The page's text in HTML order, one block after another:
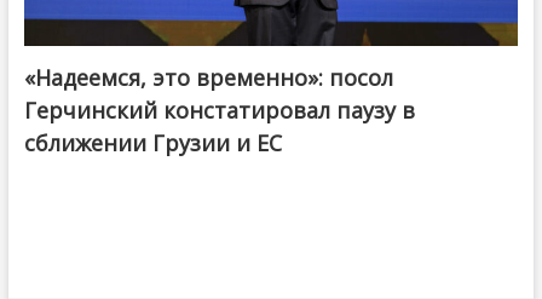
«Надеемся, это временно»: посол
Герчинский констатировал паузу в
сближении Грузии и ЕС